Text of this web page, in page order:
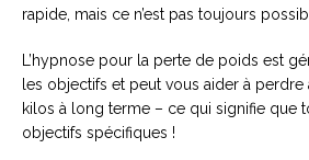
rapide, mais ce n’est pas toujours
L’hypnose pour la perte de poids est
les objectifs et peut vous aider à
kilos à long terme – ce qui signifie que
objectifs spécifiques !